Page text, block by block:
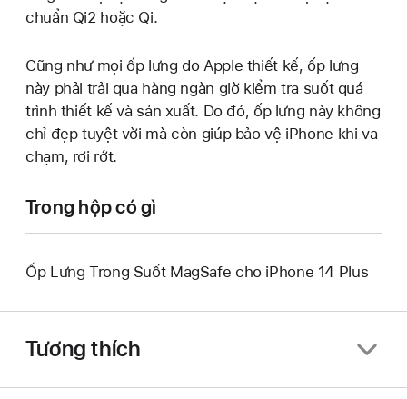
chuẩn Qi2 hoặc Qi.
Cũng như mọi ốp lưng do Apple thiết kế, ốp lưng
này phải trải qua hàng ngàn giờ kiểm tra suốt quá
trình thiết kế và sản xuất. Do đó, ốp lưng này không
chỉ đẹp tuyệt vời mà còn giúp bảo vệ iPhone khi va
chạm, rơi rớt.
Trong hộp có gì
Ốp Lưng Trong Suốt MagSafe cho iPhone 14 Plus
Tương thích